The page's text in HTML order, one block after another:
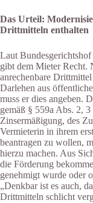
Das Urteil:
Drittmitteln enthalten
Laut
gibt dem Mieter Recht.
anrechenbare
Darlehen aus
muss er dies angeben.
gemäß § 559a Abs. 2,
Zinsermäßigung, des
Vermieterin in ihrem
beantragen zu wollen,
hierzu machen. Aus
die Förderung
genehmigt wurde oder
„Denkbar ist es auch,
Drittmitteln schlicht